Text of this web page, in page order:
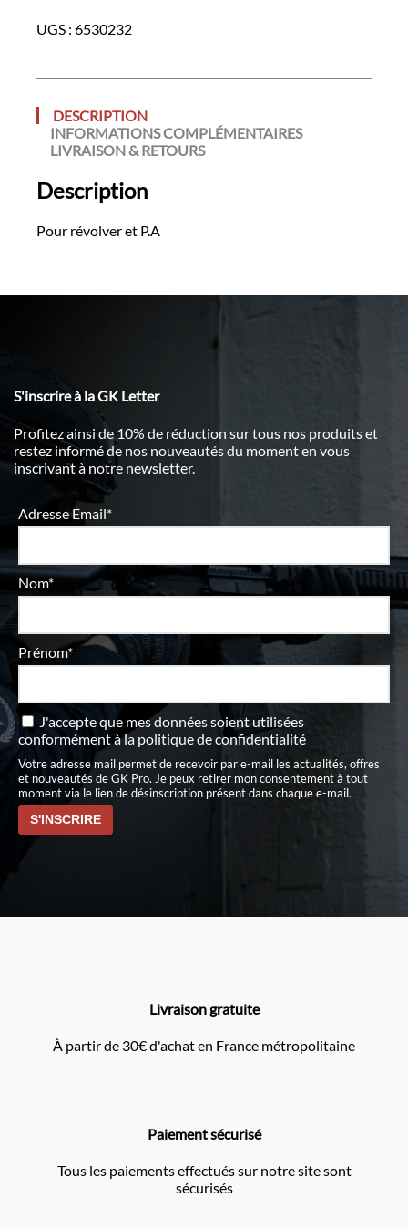
UGS : 6530232
DESCRIPTION
INFORMATIONS COMPLÉMENTAIRES
LIVRAISON & RETOURS
Description
Pour révolver et P.A
S'inscrire à la GK Letter
Profitez ainsi de 10% de réduction sur tous nos produits et
restez informé de nos nouveautés du moment en vous
inscrivant à notre newsletter.
Adresse Email*
Nom*
Prénom*
J'accepte que mes données soient utilisées
conformément àla politique de confidentialité
Votre adresse mail permet de recevoir par e-mail les actualités, offres
et nouveautés de GK Pro. Je peux retirer mon consentement à tout
moment via le lien de désinscription présent dans chaque e-mail.
Livraison gratuite
À partir de 30€ d'achat en France métropolitaine
Paiement sécurisé
Tous les paiements effectués sur notre site sont
sécurisés